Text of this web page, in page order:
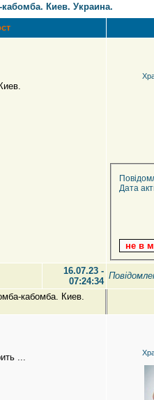
Киев. Украина.
Дата
16.07.23 -
07:24:34
кабомба. Киев.
...